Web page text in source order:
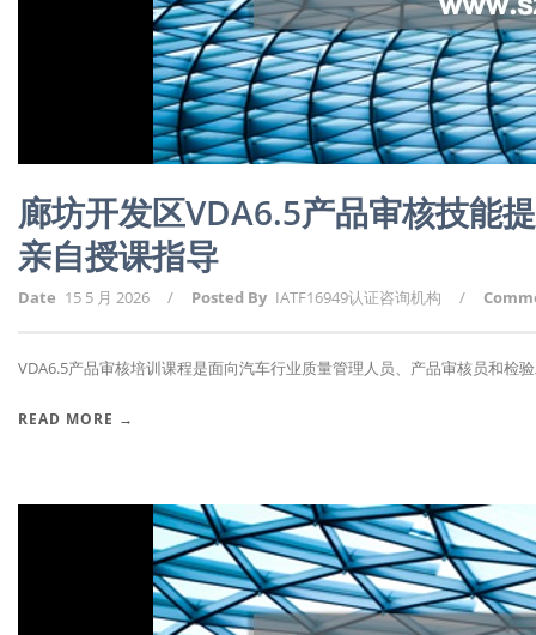
廊坊开发区VDA6.5产品审核技能
亲自授课指导
Date 15 5 月 2026 / Posted By IATF16949认证咨询机构 /
VDA6.5产品审核培训课程是面向汽车行业质量管理人员、产品审核员和检
READ MORE →